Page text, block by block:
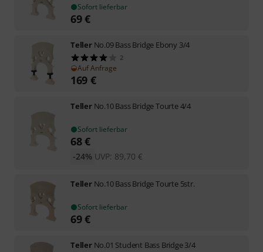
Sofort lieferbar
69€
Teller No.09 Bass Bridge Ebony 3/4
2
Auf Anfrage
169 €
Teller No.10 Bass Bridge Tourte 4/4
Sofort lieferbar
68€
UVP: 89,70 €
-24%
Teller No.10 Bass Bridge Tourte 5str.
Sofort lieferbar
69€
Teller No.01 Student Bass Bridge 3/4